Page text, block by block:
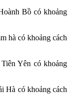
Bồ có khoảng
có khoảng cách
Yên có khoảng
có khoảng cách